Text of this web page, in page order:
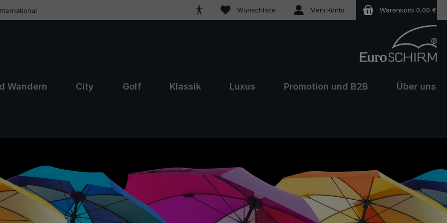
Wunschliste Du hast 0 Produkte auf dem Merkzettel
Mein Konto Warenkorb 0,00 €
Wandern City Golf Klassik Luxus Promotion und B2B Über uns